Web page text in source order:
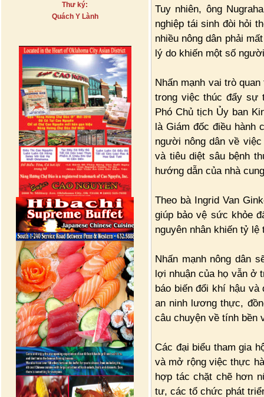
Thư ký:
Quách Y Lành
Tuy nhiên, ông
nghiệp tái sinh đòi hỏi
nhiều nông dân phải
lý do khiến một số
Nhấn mạnh vai trò
trong việc thúc đẩy sự
Phó Chủ tịch Ủy ban
là Giám đốc điều hành
người nông dân về
và tiêu diệt sâu bệnh
hướng dẫn của nhà
Theo bà Ingrid Van
giúp bảo vệ sức khỏe
nguyên nhân khiến tỷ
Nhấn mạnh nông dân
lợi nhuận của họ vẫn ở
báo biến đổi khí hậu
an ninh lương thực,
câu chuyện về tính bền
Các đại biểu tham gia
và mở rộng việc thực
hợp tác chặt chẽ hơn
tư, các tổ chức phát